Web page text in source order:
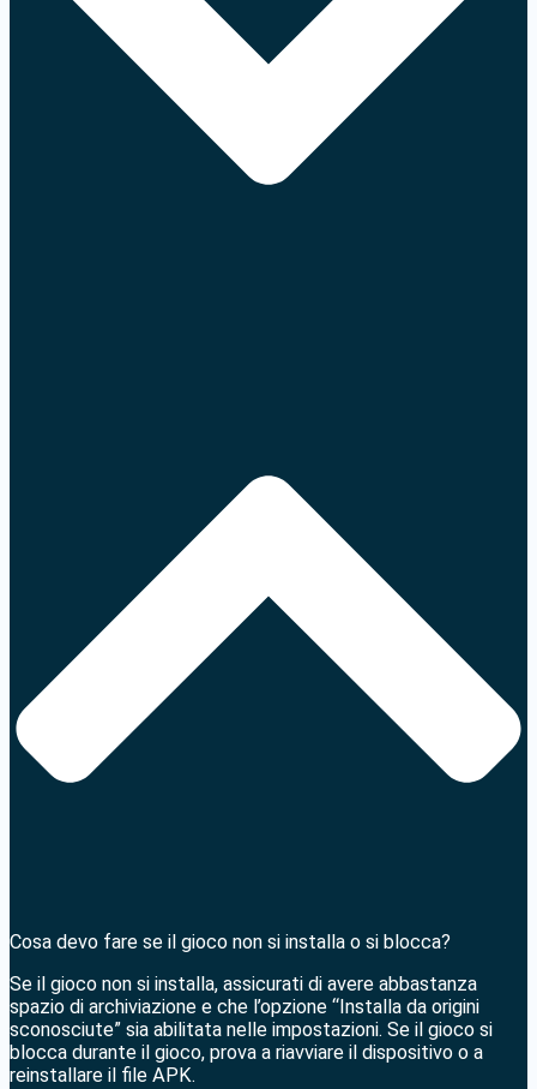
Cosa devo fare se il gioco non si installa o si blocca?
Se il gioco non si installa, assicurati di avere abbastanza
spazio di archiviazione e che l’opzione “Installa da origini
sconosciute” sia abilitata nelle impostazioni. Se il gioco si
blocca durante il gioco, prova a riavviare il dispositivo o a
reinstallare il file APK.